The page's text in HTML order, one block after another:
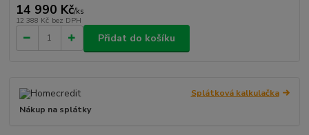
14 990 Kč/ks
12 388 Kč bez DPH
Přidat do košíku
Splátková kalkulačka
Nákup na splátky